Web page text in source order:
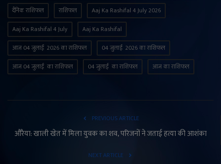
दैनिक राशिफल
राशिफल
Aaj Ka Rashifal 4 July 2026
Aaj Ka Rashifal 4 July
Aaj Ka Rashifal
आज 04 जुलाई 2026 का राशिफल
04 जुलाई 2026 का राशिफल
आज 04 जुलाई का राशिफल
04 जुलाई का राशिफल आज का राशिफल
PREVIOUS ARTICLE
औरैया: खाली खेत में मिला युवक का शव, परिजनों ने जताई हत्या की आशंका
NEXT ARTICLE